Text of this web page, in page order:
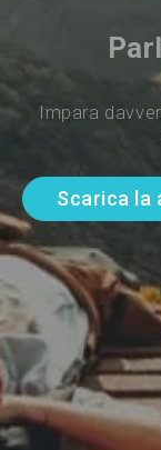
Impara
Scarica la